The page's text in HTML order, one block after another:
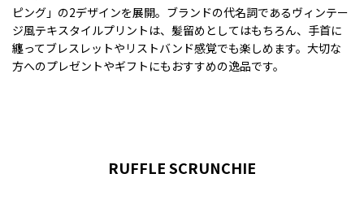
ピング」の2デザインを展開。ブランドの代名詞であるヴィンテー
ジ風テキスタイルプリントは、髪留めとしてはもちろん、手首に
纏ってブレスレットやリストバンド感覚でも楽しめます。大切な
方へのプレゼントやギフトにもおすすめの逸品です。
RUFFLE SCRUNCHIE